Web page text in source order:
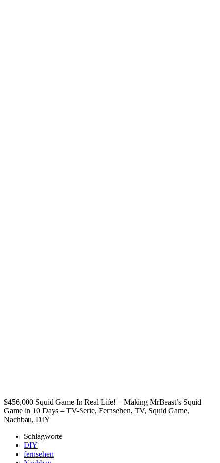
$456,000 Squid Game In Real Life! – Making MrBeast’s Squid
Game in 10 Days – TV-Serie, Fernsehen, TV, Squid Game,
Nachbau, DIY
Schlagworte
DIY
fernsehen